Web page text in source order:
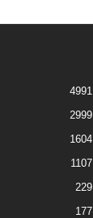
4991
2999
1604
1107
229
177